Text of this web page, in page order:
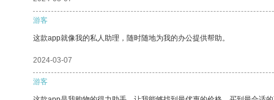
游客
这款app就像我的私人助理，随时随地为我的办公提供帮助。
2024-03-07
游客